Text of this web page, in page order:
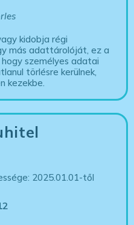
kidobja régi
más adattárolóját, ez a
személyes adatai
törlésre kerülnek,
kezekbe.
2025.01.01-től